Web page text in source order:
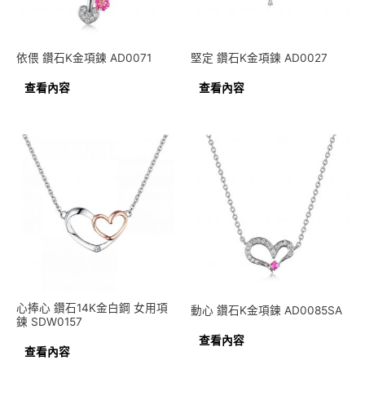
依偎 鑽石K金項鍊 AD0071
查看內容
堅定 鑽石K金項鍊 AD0027
查看內容
心捧心 鑽石14K金白鋼 女用項
鍊 SDW0157
查看內容
動心 鑽石K金項鍊 AD0085SA
查看內容